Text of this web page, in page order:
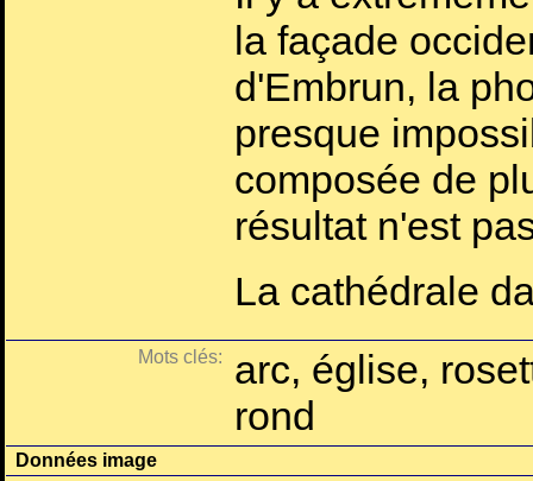
la façade
d'Embrun, la
presque
composée de
résultat n'est
La cathédrale
Mots clés:
arc, église,
rond
Données image